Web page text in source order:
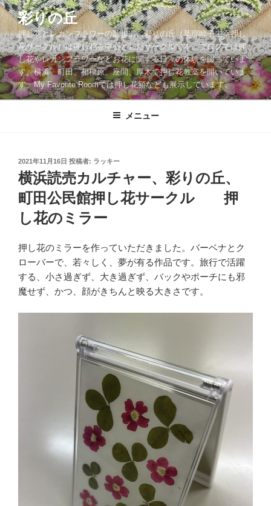
コ
ン
テ
ン
ツ
へ
ス
彩りの丘
押し花とレカンフラワーの散歩道。彩りの丘（草部睦子主宰押し
花サークル）は押し花を中心としたサークルです。ブログでは押
し花やレカンフラワーなどお花に関する日々の体験を綴っていま
す。横浜、町田、相模原、座間、厚木で押し花教室を開いていま
す。My Favorite Roomでは押し花額なども展示しています。
メニュー
投
稿
日:
2021年11月16日 投稿者: ラッキー
横浜読売カルチャー、彩りの丘、
町田公民館押し花サークル 押
し花のミラー
押し花のミラーを作っていただきました。バーベナとク
ローバーで、若々しく、夢が有る作品です。旅行で活躍
する、小さ過ぎず、大き過ぎず、バックやポーチにも邪
魔せず、かつ、顔がきちんと映る大きさです。